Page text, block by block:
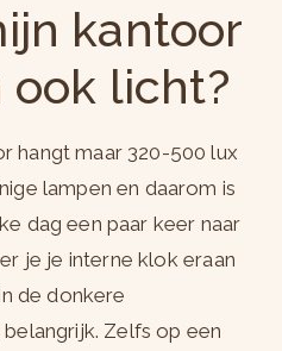
kantoor
ook licht?
hangt maar 320-500 lux
lampen en daarom is
dag een paar keer naar
je je interne klok eraan
de donkere
Zelfs op een